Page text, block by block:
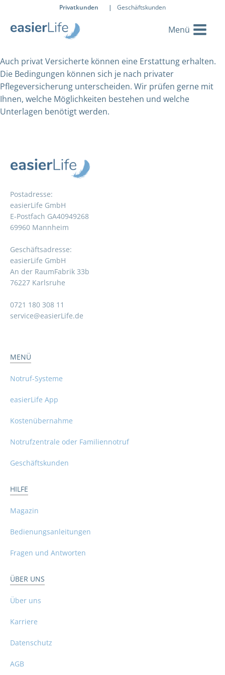
Privatkunden | Geschäftskunden
Auch privat Versicherte können eine Erstattung erhalten.
Die Bedingungen können sich je nach privater
Pflegeversicherung unterscheiden. Wir prüfen gerne mit
Ihnen, welche Möglichkeiten bestehen und welche
Unterlagen benötigt werden.
Postadresse:
easierLife GmbH
E-Postfach GA40949268
69960 Mannheim
Geschäftsadresse:
easierLife GmbH
An der RaumFabrik 33b
76227 Karlsruhe
0721 180 308 11
service@easierLife.de
MENÜ
Notruf-Systeme
easierLife App
Kostenübernahme
Notrufzentrale oder Familiennotruf
Geschäftskunden
HILFE
Magazin
Bedienungsanleitungen
Fragen und Antworten
ÜBER UNS
Über uns
Karriere
Datenschutz
AGB